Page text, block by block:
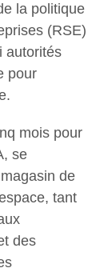
la politique
(RSE)
autorités
pour
mois pour
se
de
tant
des